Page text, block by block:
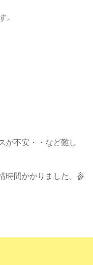
。
が不安・・など難し
時間かかりました。参